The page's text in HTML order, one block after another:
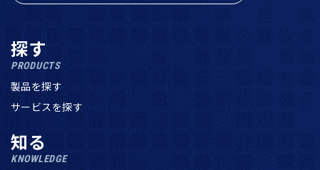
探す
PRODUCTS
製品を探す
サービスを探す
知る
KNOWLEDGE